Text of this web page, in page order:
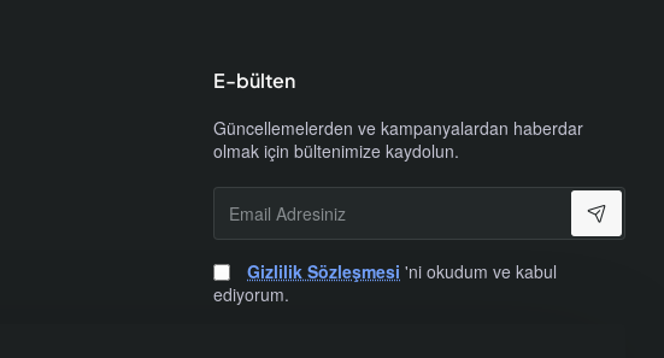
E-bülten
Güncellemelerden ve kampanyalardan haberdar
olmak için bültenimize kaydolun.
Email
Adresiniz
Gizlilik Sözleşmesi 'ni okudum ve kabul
ediyorum.